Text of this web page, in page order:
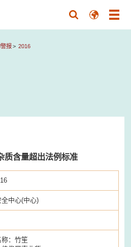
报 2016
质含量超出法例标准
全中心(中心)
称：竹笙